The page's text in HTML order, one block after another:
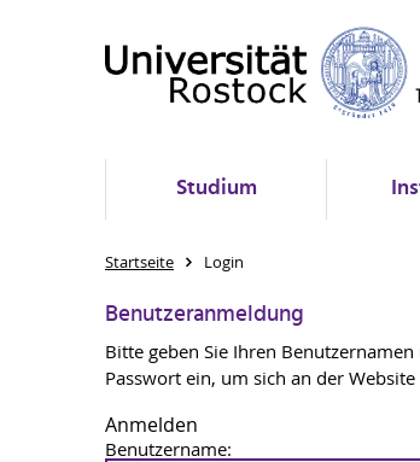
Studium
Startseite Login
Benutzeranmeldung
Bitte geben Sie Ihren
Passwort ein, um sich an der
Anmelden
Benutzername: